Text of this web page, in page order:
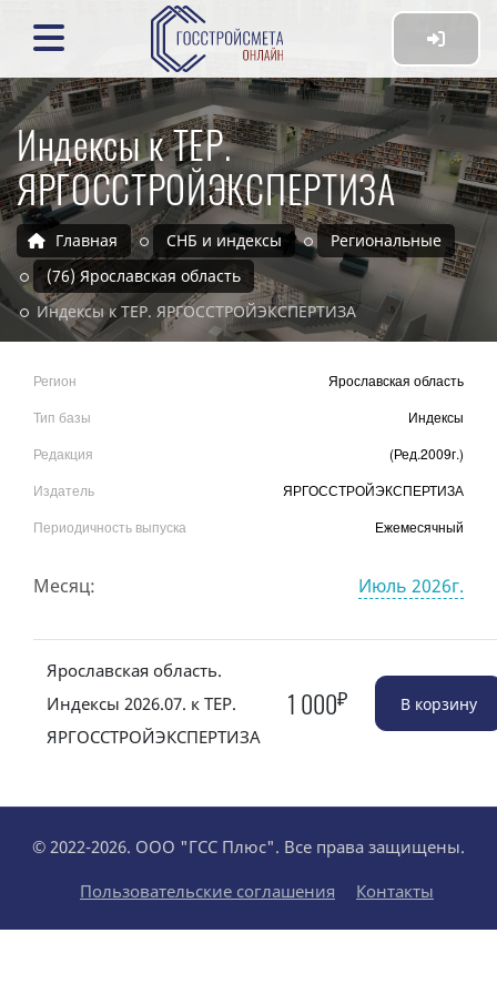
Индексы к ТЕР.
ЯРГОССТРОЙЭКСПЕРТИЗА
Главная СНБ и индексы
Региональные
(76) Ярославская область
Индексы к ТЕР. ЯРГОССТРОЙЭКСПЕРТИЗА
Регион
Ярославская область
Тип базы
Индексы
Редакция
(Ред.2009г.)
Издатель
ЯРГОССТРОЙЭКСПЕРТИЗА
Периодичность выпуска
Ежемесячный
Месяц: Июль 2026г.
Ярославская область.
Индексы 2026.07. к ТЕР.
ЯРГОССТРОЙЭКСПЕРТИЗА
1 000₽
© 2022-2026. ООО "ГСС Плюс". Все права защищены.
Пользовательские соглашения
Контакты